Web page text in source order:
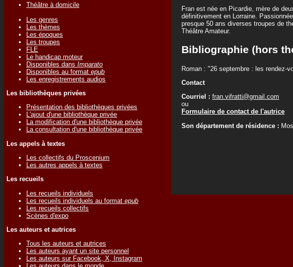
Théâtre à domicile
Les genres
Les thèmes
Les époques
Les troupes
FLE
Le handicap moteur
Disponibles dans Imparato
Disponibles au format epub
Les enregistrements audios
Les bibliothèques privées
Présentation des bibliothèques privées
L'ajout d'une bibliothèque privée
La modification d'une bibliothèque privée
La consultation d'une bibliothèque privée
Les appels à textes
Les collectifs du Proscenium
Les autres appels à textes
Les recueils
Les recueils individuels
Les recueils individuels au format epub
Les recueils collectifs
Scènes d'expo
Les auteurs et autrices
Tous les auteurs et autrices
Les auteurs ayant un site personnel
Les auteurs sur Facebook, X, Instagram
Fran est née en Picardie, mère de
définitivement en Lorraine.
presque 50 ans diverses troupes de
Théâtre Amateur.
Bibliographie (hors
Roman : "26 septembre : les rendez-
Contact
Courriel : fran.vifratti@gmail.com
ou
Formulaire de contact de l'autrice
Son département de résidence :